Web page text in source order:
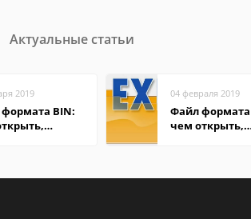
Актуальные статьи
2019
BIN:
04 февраля 2019
Файл
чем открыть,